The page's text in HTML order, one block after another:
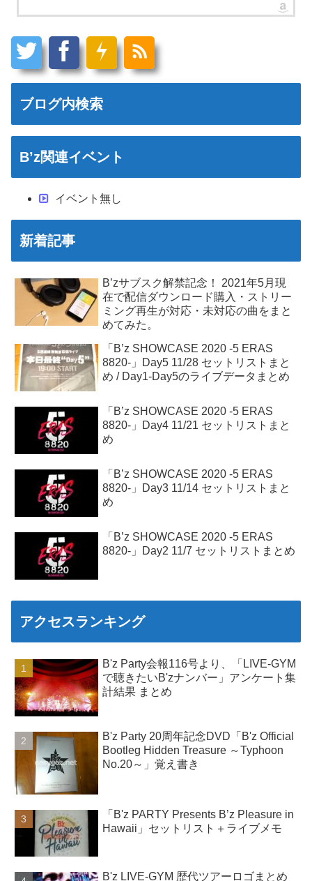
ブログ内検索
B’z関連イベント
イベント無し
新着記事
B’zサブスク解禁記念！ 2021年5月現
在で配信ダウンロード購入・ストリー
ミング再生が対応・未対応の曲をまと
めてみた。
「B’z SHOWCASE 2020 -5 ERAS
8820-」Day5 11/28 セットリストまと
め / Day1-Day5のライブデータまとめ
「B’z SHOWCASE 2020 -5 ERAS
8820-」Day4 11/21 セットリストまと
め
「B’z SHOWCASE 2020 -5 ERAS
8820-」Day3 11/14 セットリストまと
め
「B’z SHOWCASE 2020 -5 ERAS
8820-」Day2 11/7 セットリストまとめ
アクセスランキング
B'z Party会報116号より、「LIVE-GYM
で聴きたいB'zナンバー」アンケート集
計結果 まとめ
B'z Party 20周年記念DVD「B'z Official
Bootleg Hidden Treasure ～Typhoon
No.20～」覚え書き
「B'z PARTY Presents B’z Pleasure in
Hawaii」セットリスト＋ライブメモ
B'z LIVE-GYM 歴代ツアーロゴまとめ